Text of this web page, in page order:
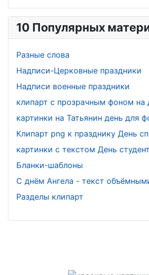
10 Популярных
Разные слова
Надписи-Церковные праздники
Надписи военные праздники
клипарт с прозрачным фоном на
картинки на Татьянин день для
Клипарт png к празднику День
картинки с текстом День
Бланки-шаблоны
С днём Ангела - текст
Разделы клипарт